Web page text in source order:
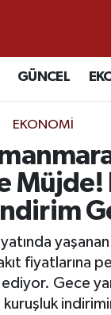
GÜNCEL
EKONOMI
Müjde!
fiyatlarına
Gece
kuruşluk
Nöbetçi
Hava Durumu
Trafik
Durumu ve